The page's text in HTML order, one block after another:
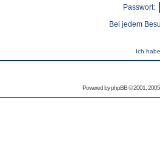
Passwort:
Bei jedem
Ich
Powered byphpBB© 2001,